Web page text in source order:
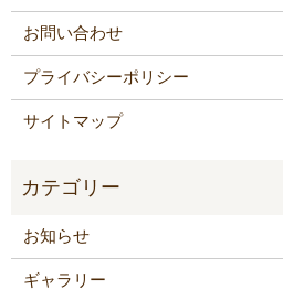
お問い合わせ
プライバシーポリシー
サイトマップ
お知らせ
ギャラリー